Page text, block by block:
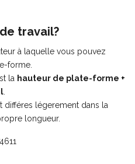
travail?
à laquelle vous pouvez
forme.
la hauteur de plate-forme +
différes légerement dans la
longueur.